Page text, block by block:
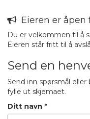
Eieren er åpen
Du er velkommen til å
Eieren står fritt til å
Send en
Send inn spørsmål
fylle ut skjemaet.
Ditt navn *